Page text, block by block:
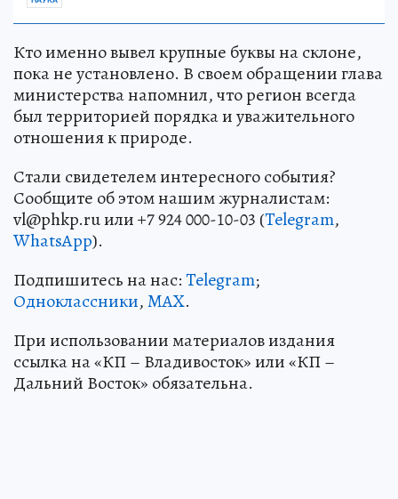
Кто именно вывел крупные буквы на склоне,
пока не установлено. В своем обращении глава
министерства напомнил, что регион всегда
был территорией порядка и уважительного
отношения к природе.
Стали свидетелем интересного события?
Сообщите об этом нашим журналистам:
vl@phkp.ru или +7 924 000-10-03 (Telegram,
WhatsApp).
Подпишитесь на нас:Telegram;
Одноклассники,MAX.
При использовании материалов издания
ссылка на «КП – Владивосток» или «КП –
Дальний Восток» обязательна.